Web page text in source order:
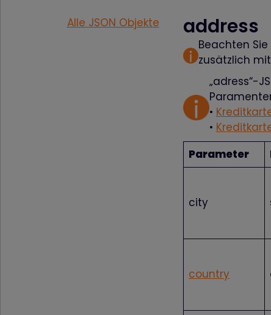
Alle JSON Objekte address
Beachten
zusätzlich mit
„adress“-
•
•
Parameter
city
country